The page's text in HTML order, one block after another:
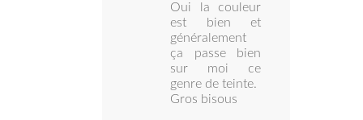
Oui la couleur
est bien et
généralement
ça passe bien
sur moi ce
genre de teinte.
Gros bisous